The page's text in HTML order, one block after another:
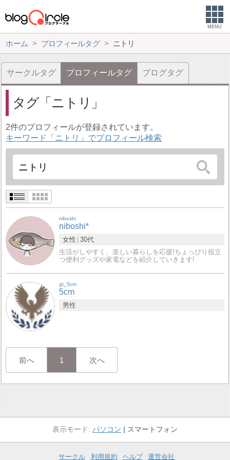
MENU
ホーム プロフィールタグ ニトリ
サークルタグ プロフィールタグ ブログタグ
タグ ニトリ
2件のプロフィールが登録されています。
キーワード「ニトリ」でプロフィール検索
niboshi
niboshi*
女性 30代
生活がしやすく、楽しい暮らしを応援!ちょっぴり役立
つ便利グッズや家電などを紹介していきます!
gt_5cm
5cm
男性
前へ 1 次へ
パソコン スマートフォン
サークル 利用規約 ヘルプ 運営会社